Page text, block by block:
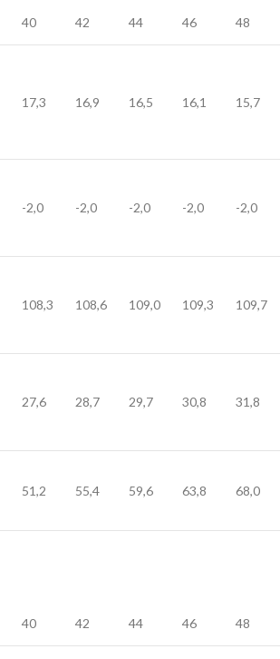
40 42 44 46 48
17,3 16,9 16,5 16,1 15,7
-2,0 -2,0 -2,0 -2,0 -2,0
108,3 108,6 109,0 109,3 109,7
27,6 28,7 29,7 30,8 31,8
51,2 55,4 59,6 63,8 68,0
40 42 44 46 48